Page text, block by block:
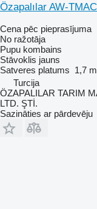
Özapalılar AW-
Cena pēc pieprasījuma
No ražotāja
Pupu kombains
Stāvoklis jauns
Satveres platums 1,7 m
Turcija
ÖZAPALILAR TARIM
LTD. ŞTİ.
Sazināties ar pārdevēju